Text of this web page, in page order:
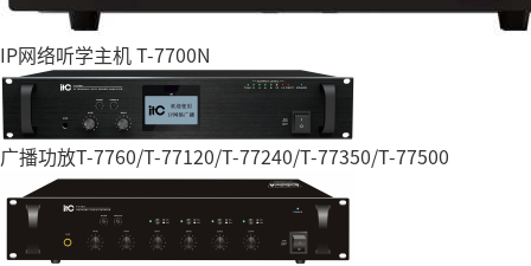
IP网络听学主机 T-7700N
广播功放T-7760/T-77120/T-77240/T-77350/T-77500